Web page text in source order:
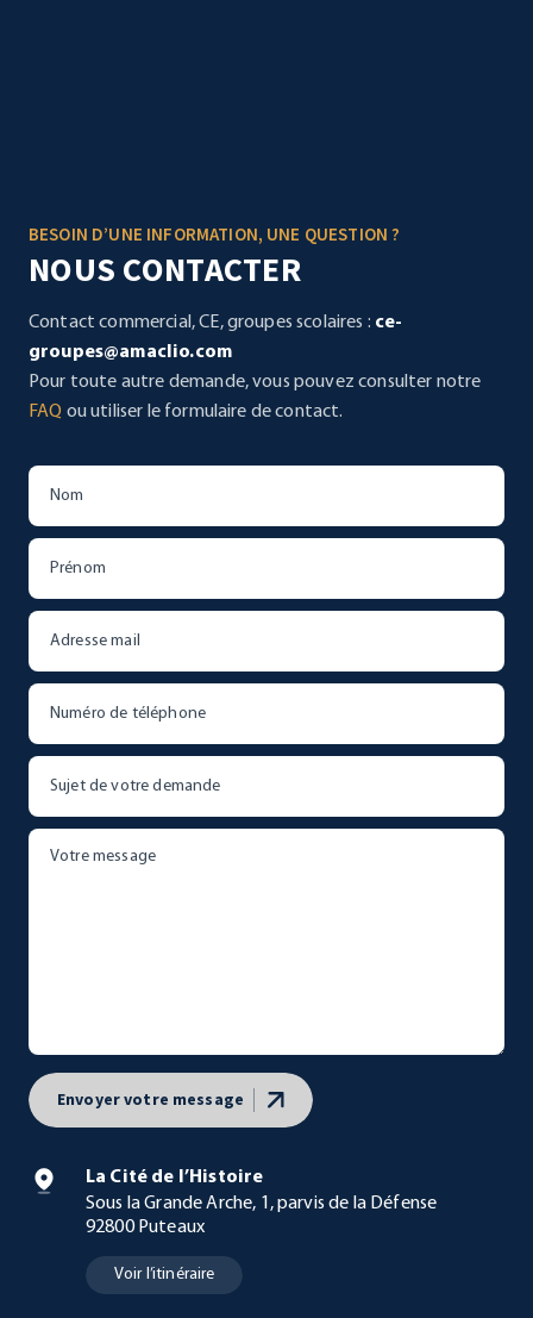
BESOIN D’UNE INFORMATION, UNE QUESTION ?
NOUS CONTACTER
Contact commercial, CE, groupes scolaires : ce-
groupes@amaclio.com
Pour toute autre demande, vous pouvez consulter notre
FAQ ou utiliser le formulaire de contact.
Envoyer votre message
La Cité de l’Histoire
Sous la Grande Arche, 1, parvis de la Défense
92800 Puteaux
Voir l’itinéraire